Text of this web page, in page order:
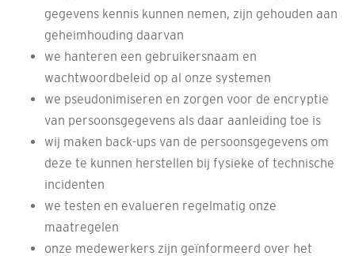
gegevens kennis kunnen nemen, zijn gehouden aan
geheimhouding daarvan
we hanteren een gebruikersnaam en
wachtwoordbeleid op al onze systemen
we pseudonimiseren en zorgen voor de encryptie
van persoonsgegevens als daar aanleiding toe is
wij maken back-ups van de persoonsgegevens om
deze te kunnen herstellen bij fysieke of technische
incidenten
we testen en evalueren regelmatig onze
maatregelen
onze medewerkers zijn geïnformeerd over het